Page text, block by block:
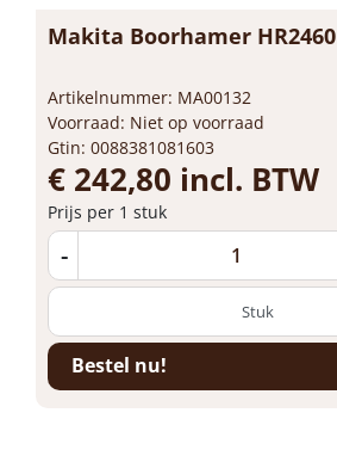
Makita Boorhamer HR2460
Artikelnummer: MA00132
Voorraad: Niet op voorraad
Gtin: 0088381081603
€ 242,80 incl. BTW
Prijs per 1 stuk
-
Bestel nu!